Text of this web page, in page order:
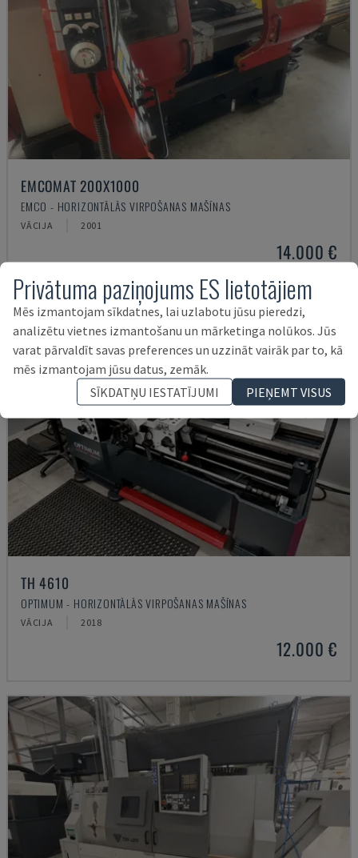
EMCOMAT 200X1000
EMCO - HORIZONTĀLĀS VIRPOŠANAS MAŠĪNAS
VĀCIJA 2001
14.000 €
TH 4610
OPTIMUM - HORIZONTĀLĀS VIRPOŠANAS MAŠĪNAS
VĀCIJA 2018
12.000 €
Privātuma paziņojums ES lietotājiem
Mēs izmantojam sīkdatnes, lai uzlabotu jūsu pieredzi,
analizētu vietnes izmantošanu un mārketinga nolūkos. Jūs
varat pārvaldīt savas preferences un uzzināt vairāk par to, kā
mēs izmantojam jūsu datus, zemāk.
SĪKDATŅU IESTATĪJUMI
PIEŅEMT VISUS